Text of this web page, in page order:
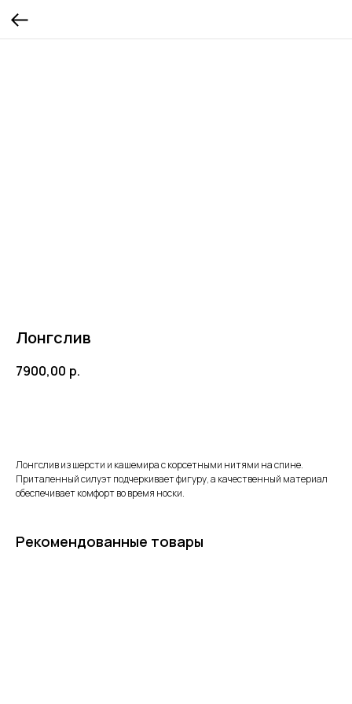
Лонгслив
7900,00 р.
Лонгслив из шерсти и кашемира с корсетными нитями на спине.
Приталенный силуэт подчеркивает фигуру, а качественный материал
обеспечивает комфорт во время носки.
Рекомендованные товары